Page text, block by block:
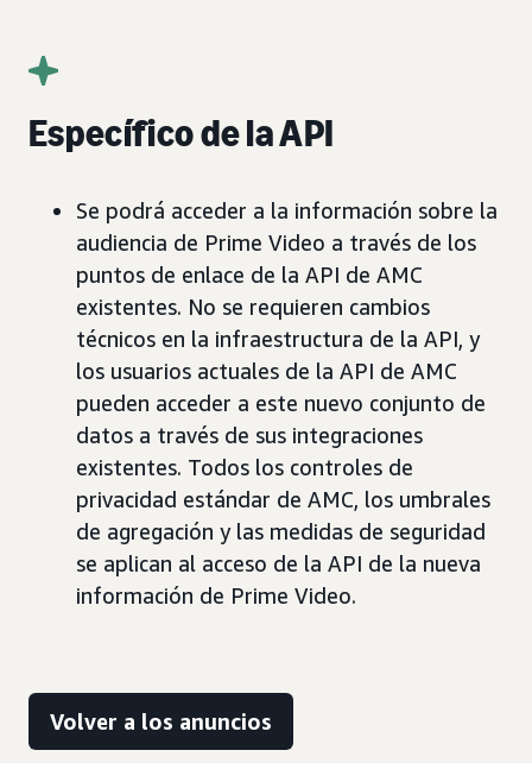
Específico de la API
Se podrá acceder a la información sobre la
audiencia de Prime Video a través de los
puntos de enlace de la API de AMC
existentes. No se requieren cambios
técnicos en la infraestructura de la API, y
los usuarios actuales de la API de AMC
pueden acceder a este nuevo conjunto de
datos a través de sus integraciones
existentes. Todos los controles de
privacidad estándar de AMC, los umbrales
de agregación y las medidas de seguridad
se aplican al acceso de la API de la nueva
información de Prime Video.
Volver a los anuncios